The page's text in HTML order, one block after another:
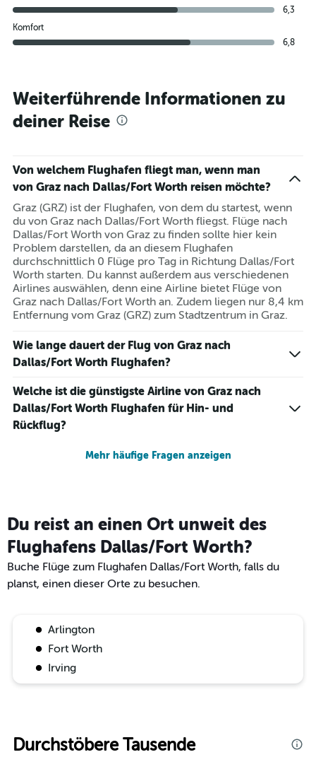
6,3
Komfort
6,8
Weiterführende Informationen zu
deiner Reise
Von welchem Flughafen fliegt man, wenn man
von Graz nach Dallas/Fort Worth reisen möchte?
Graz (GRZ) ist der Flughafen, von dem du startest, wenn
du von Graz nach Dallas/Fort Worth fliegst. Flüge nach
Dallas/Fort Worth von Graz zu finden sollte hier kein
Problem darstellen, da an diesem Flughafen
durchschnittlich 0 Flüge pro Tag in Richtung Dallas/Fort
Worth starten. Du kannst außerdem aus verschiedenen
Airlines auswählen, denn eine Airline bietet Flüge von
Graz nach Dallas/Fort Worth an. Zudem liegen nur 8,4 km
Entfernung vom Graz (GRZ) zum Stadtzentrum in Graz.
Wie lange dauert der Flug von Graz nach
Dallas/Fort Worth Flughafen?
Welche ist die günstigste Airline von Graz nach
Dallas/Fort Worth Flughafen für Hin- und
Rückflug?
Mehr häufige Fragen anzeigen
Du reist an einen Ort unweit des
Flughafens Dallas/Fort Worth?
Buche Flüge zum Flughafen Dallas/Fort Worth, falls du
planst, einen dieser Orte zu besuchen.
Arlington
Fort Worth
Irving
Durchstöbere Tausende